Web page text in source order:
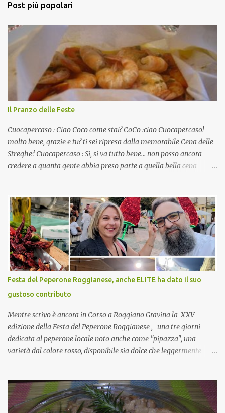
Post più popolari
Il Pranzo delle Feste
Cuocapercaso : Ciao Coco come stai? CoCo :ciao Cuocapercaso!
molto bene, grazie e tu? ti sei ripresa dalla memorabile Cena delle
Streghe? Cuocapercaso : Si, si va tutto bene… non posso ancora
credere a quanta gente abbia preso parte a quella bella cena
pranzo, racconta un po'! Perchè io avrò ospiti e cerco degli spunti...
Cuocapercaso : A dire il vero domenica prossima non preparo
nulla perché vado al Pranzo Aziendale di fine anno organizzato dai
mie capi! CoCo : Pranzo aziendale? Una bella idea! Cuocapercaso :
si, è un modo per riunirsi tutti a fine anno e tirare le somme…
naturalmente mangiando tutti insieme, con grande convivialità!
CoCo : è naturale il cibo, come sappiamo bene, funziona spesso da
collante e anche nel lavoro riesce a creare spesso l’ambiente
favorevole per molte belle opportunità, non trovi? Cuocapercaso :
Si, concordo! …addirittura si dice...
Festa del Peperone Roggianese, anche ELITE ha dato il suo
gustoso contributo
Mentre scrivo è ancora in Corso a Roggiano Gravina la XXV
edizione della Festa del Peperone Roggianese , una tre giorni
dedicata al peperone locale noto anche come "pipazza", una
varietà dal colore rosso, disponibile sia dolce che leggermente
(Pat) della Calabria. Un ingrediente versatile in cucina, utilizzato
fresco o essiccato in ricette della tradizione o in piatti innovativi.
Durante la prima serata dell'evento abbiamo avuto prova della